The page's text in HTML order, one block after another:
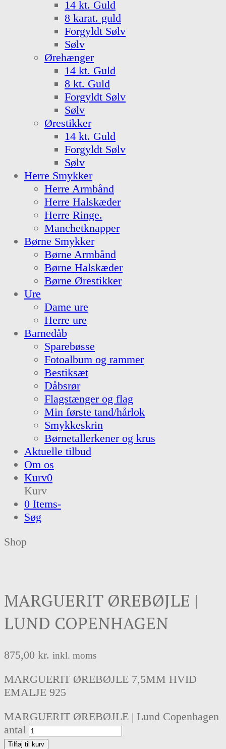
14 kt. Guld
8 karat. guld
Forgyldt Sølv
Sølv
Ørehænger
14 kt. Guld
8 kt. Guld
Forgyldt Sølv
Sølv
Ørestikker
14 kt. Guld
Forgyldt Sølv
Sølv
Herre Smykker
Herre Armbånd
Herre Halskæder
Herre Ringe.
Manchetknapper
Børne Smykker
Børne Armbånd
Børne Halskæder
Børne Ørestikker
Ure
Dame ure
Herre ure
Barnedåb
Sparebøsse
Fotoalbum og rammer
Bestiksæt
Dåbsrør
Flagstænger og flag
Min første tand/hårlok
Smykkeskrin
Børnetallerkener og krus
Aktuelle tilbud
Om os
Kurv0
Kurv
0 Items-
Søg
Shop
MARGUERIT ØREBØJLE |
LUND COPENHAGEN
875,00 kr. inkl. moms
MARGUERIT ØREBØJLE 7,5MM HVID
EMALJE 925
MARGUERIT ØREBØJLE | Lund Copenhagen
antal
Tilføj til kurv